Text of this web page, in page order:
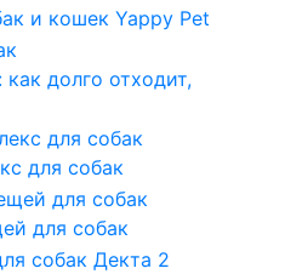
и кошек Yappy Pet
долго отходит,
для собак
для собак